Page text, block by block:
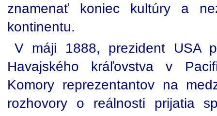
znamenať koniec kultúry a
kontinentu.
V máji 1888, prezident USA
Havajského kráľovstva v
Komory reprezentantov na
rozhovory o reálnosti prijatia